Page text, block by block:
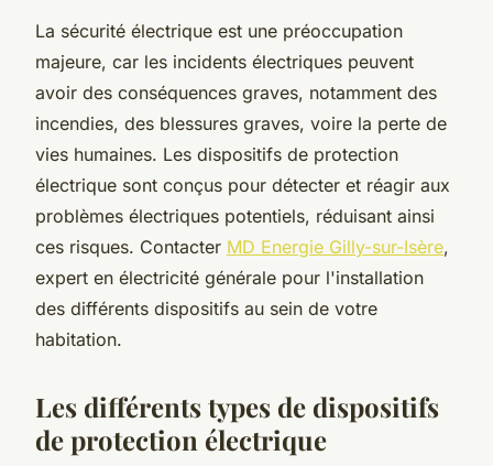
La sécurité électrique est une préoccupation
majeure, car les incidents électriques peuvent
avoir des conséquences graves, notamment des
incendies, des blessures graves, voire la perte de
vies humaines. Les dispositifs de protection
électrique sont conçus pour détecter et réagir aux
problèmes électriques potentiels, réduisant ainsi
ces risques. Contacter MD Energie Gilly-sur-Isère,
expert en électricité générale pour l'installation
des différents dispositifs au sein de votre
habitation.
Les différents types de dispositifs
de protection électrique